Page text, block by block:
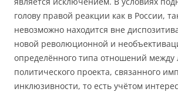
голову правой реакции как в России,
невозможно находится вне
новой революционной и
определённого типа отношений между
политического проекта, связанного
инклюзивности, то есть учётом